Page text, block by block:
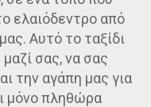
ελαιόδεντρο από
Αυτό το ταξίδι
σας, να σας
την αγάπη μας για
μόνο πληθώρα